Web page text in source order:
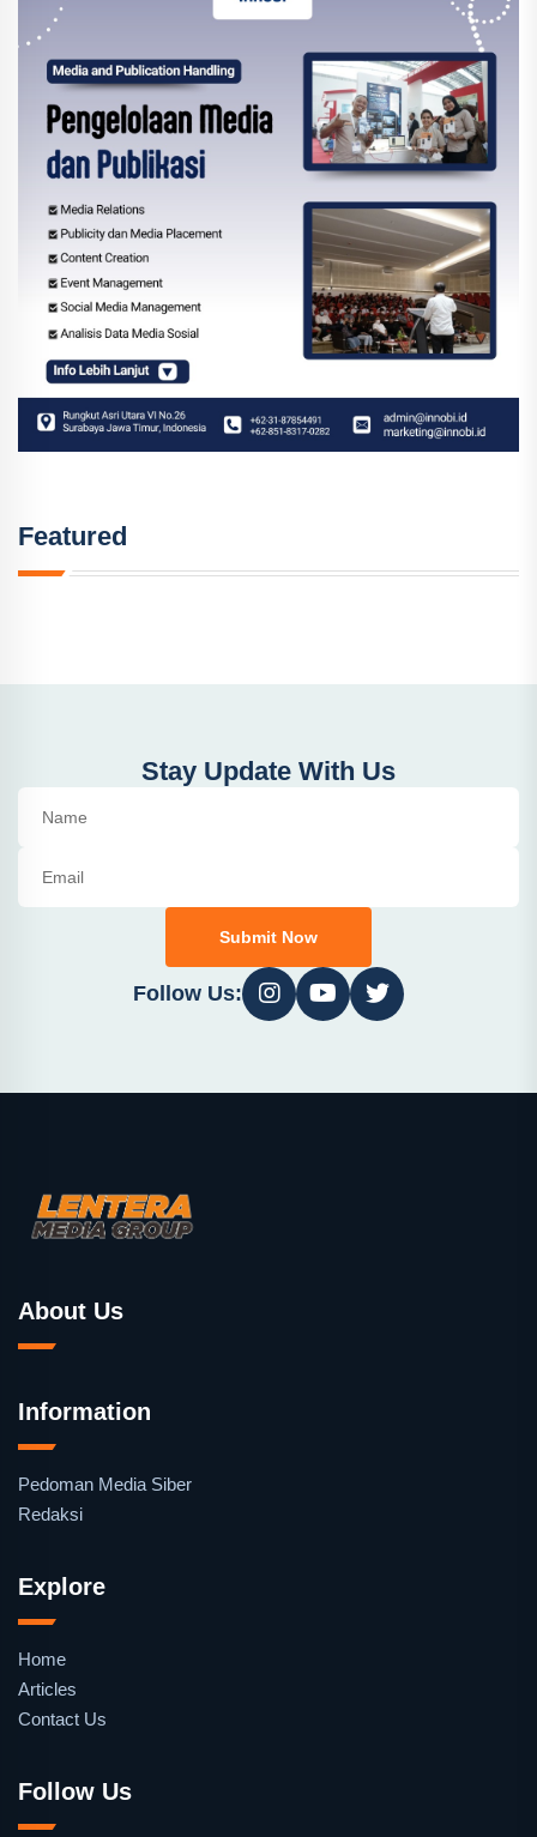
Featured
Stay Update With Us
Submit Now
Follow Us:
About Us
Information
Pedoman Media Siber
Redaksi
Explore
Home
Articles
Contact Us
Follow Us